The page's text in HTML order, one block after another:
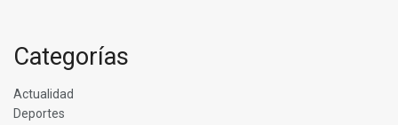
Categorías
Actualidad
Deportes